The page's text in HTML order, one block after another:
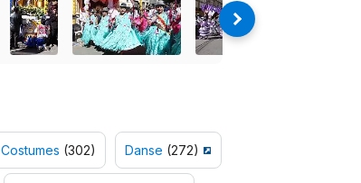
Costumes (302) Danse (272)